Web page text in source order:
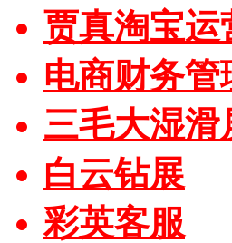
贾真淘宝运
电商财务管
三毛大湿滑
白云钻展
彩英客服